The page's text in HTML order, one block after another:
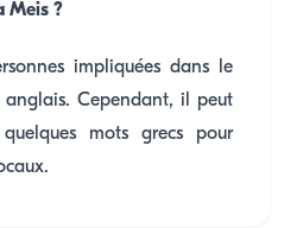
Meis ?
impliquées dans le
Cependant, il peut
mots grecs pour